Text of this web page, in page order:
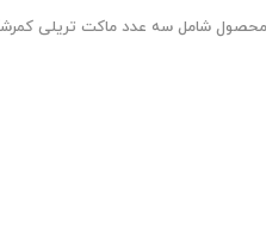
شامل سه عدد ماکت تریلی